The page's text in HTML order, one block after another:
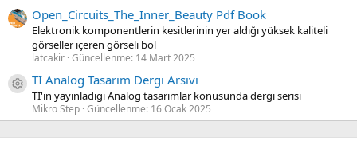
Open_Circuits_The_Inner_Beauty Pdf Book
Elektronik komponentlerin kesitlerinin yer aldığı yüksek kaliteli
görseller içeren görseli bol
latcakir Güncellenme: 14 Mart 2025
Kaynak ikon/amblem
TI Analog Tasarim Dergi Arsivi
TI'in yayinladigi Analog tasarimlar konusunda dergi serisi
Mikro Step Güncellenme: 16 Ocak 2025